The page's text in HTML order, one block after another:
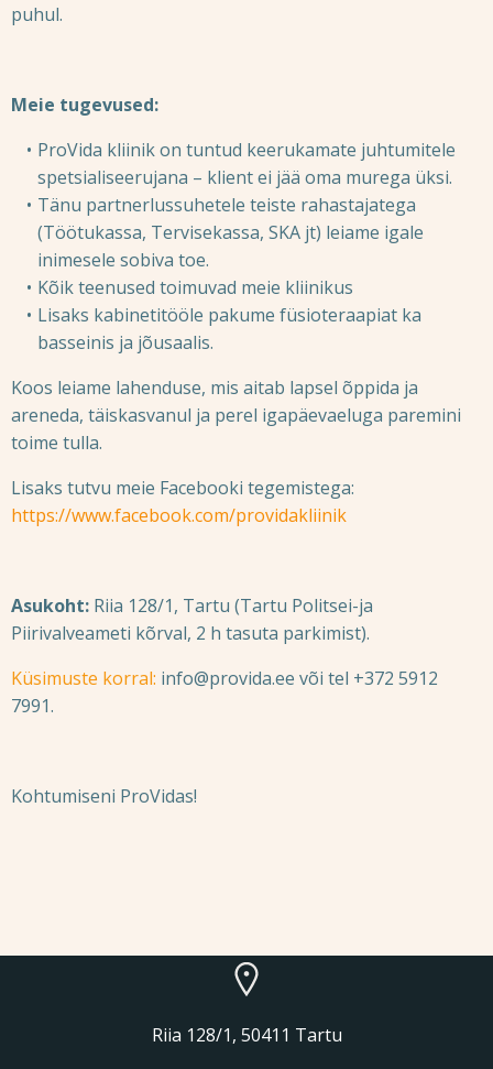
puhul.
Meie tugevused:
ProVida kliinik on tuntud keerukamate juhtumitele
spetsialiseerujana – klient ei jää oma murega üksi.
Tänu partnerlussuhetele teiste rahastajatega
(Töötukassa, Tervisekassa, SKA jt) leiame igale
inimesele sobiva toe.
Kõik teenused toimuvad meie kliinikus
Lisaks kabinetitööle pakume füsioteraapiat ka
basseinis ja jõusaalis.
Koos leiame lahenduse, mis aitab lapsel õppida ja
areneda, täiskasvanul ja perel igapäevaeluga paremini
toime tulla.
Lisaks tutvu meie Facebooki tegemistega:
https://www.facebook.com/providakliinik
Asukoht: Riia 128/1, Tartu (Tartu Politsei-ja
Piirivalveameti kõrval, 2 h tasuta parkimist).
Küsimuste korral: info@provida.ee või tel +372 5912
7991.
Kohtumiseni ProVidas!
Riia 128/1, 50411 Tartu